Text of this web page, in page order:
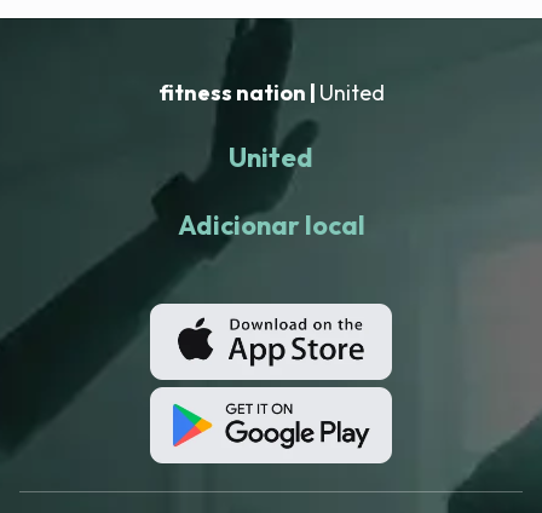
fitness nation | United
United
Adicionar local